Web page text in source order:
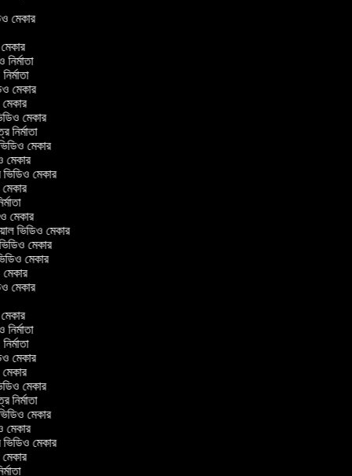
মেকার
নির্মাতা
মেকার
মেকার
মেকার
নির্মাতা
মেকার
মেকার
ভিডিও মেকার
মেকার
মেকার
ভিডিও মেকার
মেকার
মেকার
মেকার
মেকার
নির্মাতা
মেকার
মেকার
মেকার
নির্মাতা
মেকার
মেকার
ভিডিও মেকার
মেকার